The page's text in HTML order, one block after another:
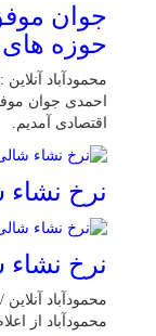
جوان
حوزه
محمودآباد
احمدی جوان
اقتصادی آمدیم.
نرخ
نرخ
محمودآباد
محمودآباد از اعلام